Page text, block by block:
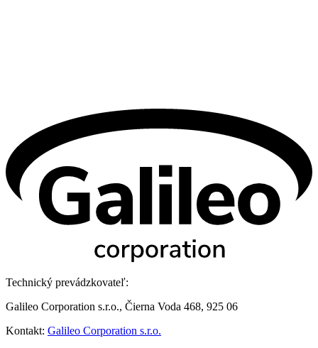
Technický prevádzkovateľ:
Galileo Corporation s.r.o., Čierna Voda 468, 925 06
Kontakt: Galileo Corporation s.r.o.